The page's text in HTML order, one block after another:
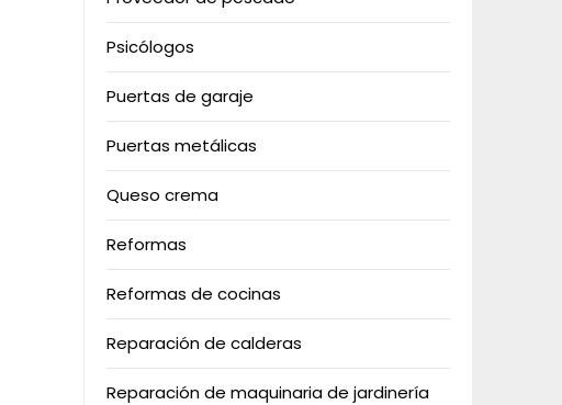
Psicólogos
Puertas de garaje
Puertas metálicas
Queso crema
Reformas
Reformas de cocinas
Reparación de calderas
Reparación de maquinaria de jardinería